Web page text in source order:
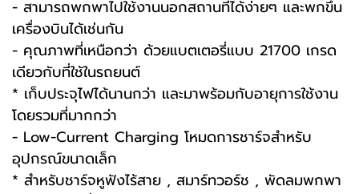
- สามารถพกพาไปใช้งานนอกสถานที่ได้ง่ายๆ และพกขึ้น
เครื่องบินได้เช่นกัน
- คุณภาพที่เหนือกว่า ด้วยแบตเตอรี่แบบ 21700 เกรด
เดียวกับที่ใช้ในรถยนต์
* เก็บประจุไฟได้นานกว่า และมาพร้อมกับอายุการใช้งาน
โดยรวมที่มากกว่า
- Low-Current Charging โหมดการชาร์จสำหรับ
อุปกรณ์ขนาดเล็ก
* สำหรับชาร์จหูฟังไร้สาย , สมาร์ทวอร์ช , พัดลมพกพา